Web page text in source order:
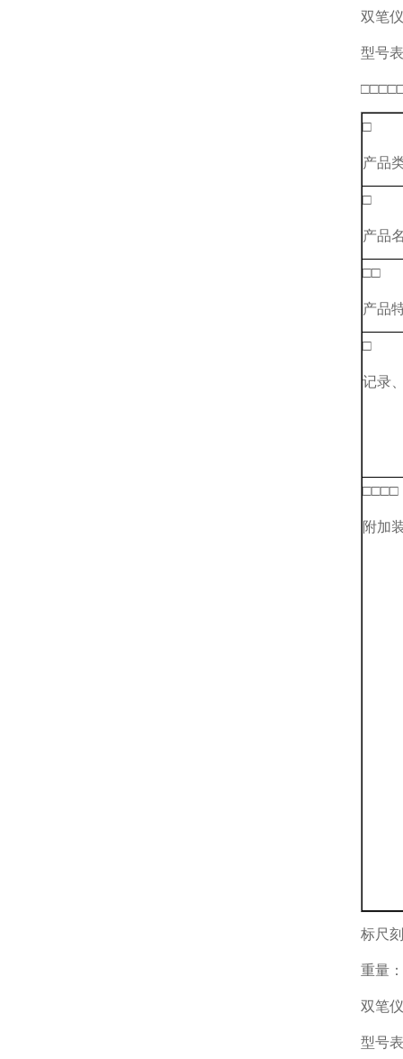
双笔
型号
□
产品
□
产品
□□
产品
□
记录
□□□□
附加
标尺
重量
双笔
型号